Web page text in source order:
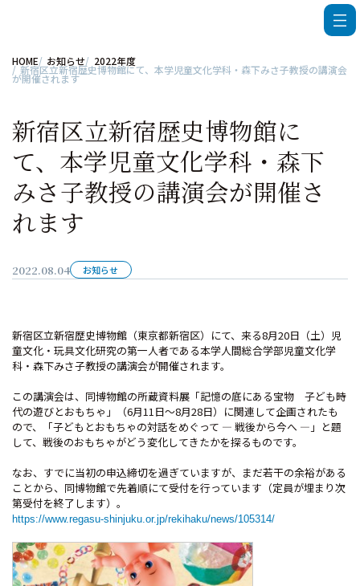
HOME お知らせ 2022年度
新宿区立新宿歴史博物館にて、本学児童文化学科・森下みさ子教授の講演会
が開催されます
新宿区立新宿歴史博物館に
て、本学児童文化学科・森下
みさ子教授の講演会が開催さ
れます
2022.08.04 お知らせ
新宿区立新宿歴史博物館（東京都新宿区）にて、来る8月20日（土）児
童文化・玩具文化研究の第一人者である本学人間総合学部児童文化学
科・森下みさ子教授の講演会が開催されます。
この講演会は、同博物館の所蔵資料展「記憶の底にある宝物 子ども時
代の遊びとおもちゃ」（6月11日～8月28日）に関連して企画されたも
ので、「子どもとおもちゃの対話をめぐって — 戦後から今へ —」と題
して、戦後のおもちゃがどう変化してきたかを探るものです。
なお、すでに当初の申込締切を過ぎていますが、まだ若干の余裕がある
ことから、同博物館で先着順にて受付を行っています（定員が埋まり次
第受付を終了します）。
https://www.regasu-shinjuku.or.jp/rekihaku/news/105314/